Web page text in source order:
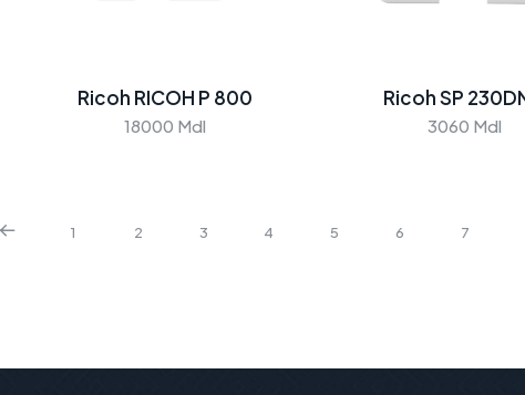
Ricoh RICOH P 800
18000 Mdl
Ricoh SP
3060 Mdl
1 2 3 4 5 6 7